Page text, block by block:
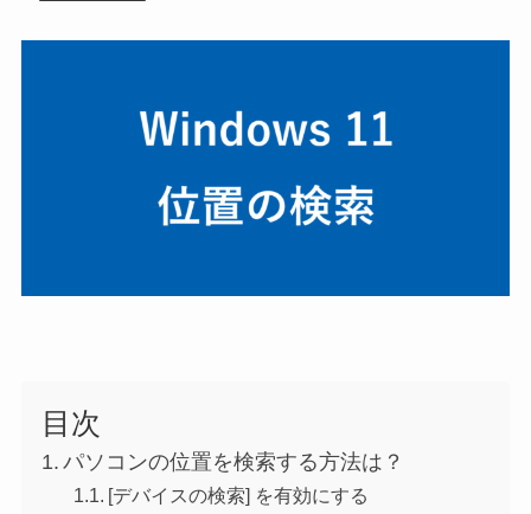
目次
パソコンの位置を検索する方法は？
[デバイスの検索] を有効にする